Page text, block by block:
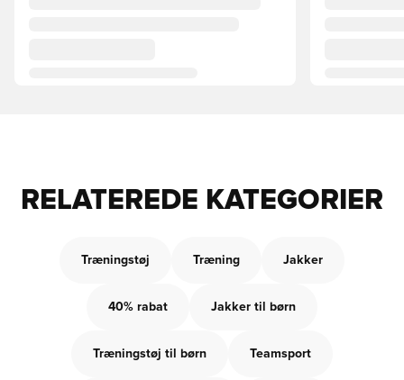
RELATEREDE KATEGORIER
Træningstøj Træning Jakker
40% rabat Jakker til børn
Træningstøj til børn Teamsport